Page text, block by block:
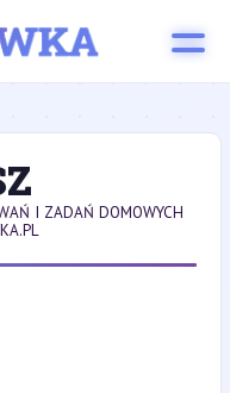
I ZADAŃ DOMOWYCH